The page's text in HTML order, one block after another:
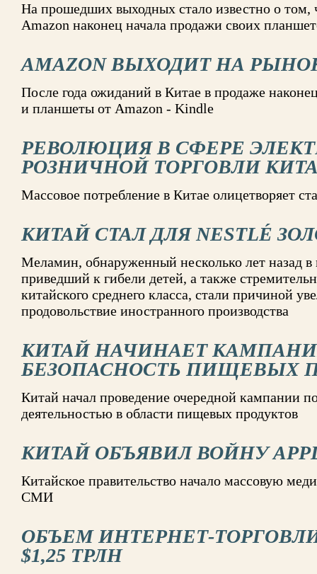
На прошедших выходных стало известно о том,
Amazon наконец начала продажи своих
AMAZON ВЫХОДИТ НА
После года ожиданий в Китае в продаже
и планшеты от Amazon - Kindle
РЕВОЛЮЦИЯ В СФЕРЕ
РОЗНИЧНОЙ ТОРГОВЛИ
Массовое потребление в Китае олицетворяет
КИТАЙ СТАЛ ДЛЯ NESTLÉ
Меламин, обнаруженный несколько лет назад
приведший к гибели детей, а также
китайского среднего класса, стали причиной
продовольствие иностранного производства
КИТАЙ НАЧИНАЕТ
БЕЗОПАСНОСТЬ ПИЩЕВЫХ
Китай начал проведение очередной кампании
деятельностью в области пищевых продуктов
КИТАЙ ОБЪЯВИЛ ВОЙНУ
Китайское правительство начало массовую
СМИ
ОБЪЕМ ИНТЕРНЕТ-
$1,25 ТРЛН